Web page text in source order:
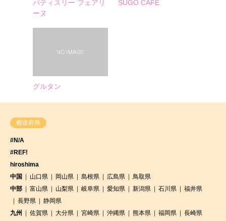
パティスリー フェアリ
ーヌ
SUGO CAFÉ
グルタン
都道府県
#N/A
#REF!
hiroshima
中国
山口県 岡山県 島根県 広島県
鳥取県
中部
富山県 山梨県 岐阜県 愛知県 新潟県 石川県
福井県
長野県
静岡県
九州
佐賀県 大分県 宮崎県 沖縄県 熊本県 福岡県
長崎県